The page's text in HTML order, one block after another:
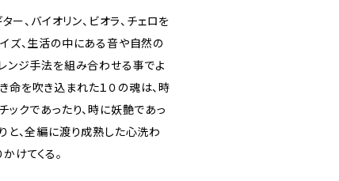
ー、バイオリン、ビオラ、チェロを
ズ、生活の中にある音や自然の
ンジ手法を組み合わせる事でよ
を吹き込まれた１０の魂は、時
ックであったり、時に妖艶であっ
と、全編に渡り成熟した心洗わ
けてくる。